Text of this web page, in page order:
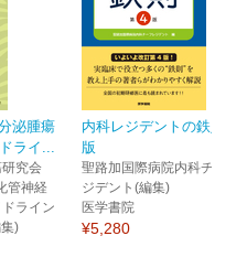
泌腫瘍
ライ...
究会
管神経
ライン
)
内科レジデントの鉄則 第4
版
聖路加国際病院内科チーフレ
ジデント(編集)
医学書院
¥5,280